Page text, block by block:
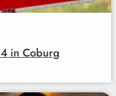
in Coburg